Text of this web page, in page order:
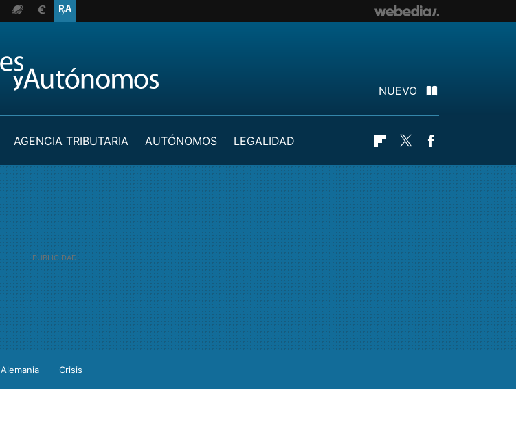
NUEVO
AGENCIA TRIBUTARIA AUTÓNOMOS
LEGALIDAD
Flipboard
Twitter
Alemania Crisis